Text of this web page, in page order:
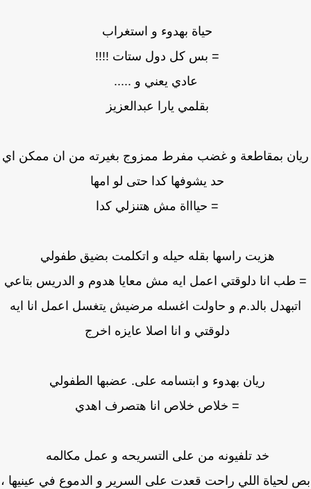
حياة بهدوء و استغراب
= بس كل دول ستات !!!!
عادي يعني و .....
بقلمي يارا عبدالعزيز
بمقاطعة و غضب مفرط ممزوج بغيرته من ان ممكن اي
حد يشوفها كدا حتى لو امها
= حياااة مش هتنزلي كدا
هزيت راسها بقله حيله و اتكلمت بضيق طفولي
انا دلوقتي اعمل ايه مش معايا هدوم و الدريس بتاعي
بالد.م و حاولت اغسله مرضيش يتغسل اعمل انا ايه
دلوقتي و انا اصلا عايزه اخرج
ريان بهدوء و ابتسامه على. عضبها الطفولي
= خلاص خلاص انا هتصرف اهدي
خد تلفيونه من على التسريحه و عمل مكالمه
لحياة اللي راحت قعدت على السرير و الدموع في عينيها ،